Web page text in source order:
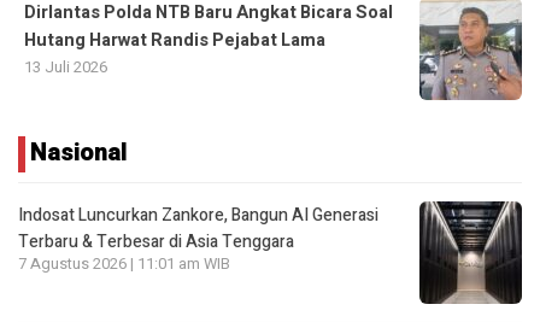
Dirlantas Polda NTB Baru Angkat Bicara Soal
Hutang Harwat Randis Pejabat Lama
13 Juli 2026
Nasional
Indosat Luncurkan Zankore, Bangun AI Generasi
Terbaru & Terbesar di Asia Tenggara
7 Agustus 2026 | 11:01 am WIB